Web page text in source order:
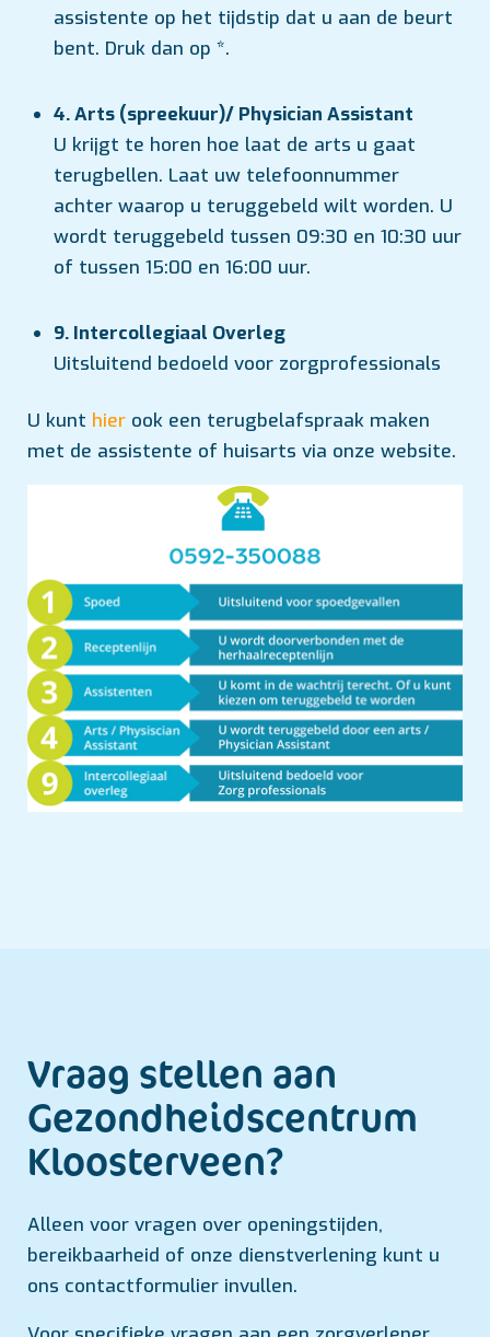
assistente op het tijdstip dat u aan de beurt
bent. Druk dan op *.
4. Arts (spreekuur)/ Physician Assistant
U krijgt te horen hoe laat de arts u gaat
terugbellen. Laat uw telefoonnummer
achter waarop u teruggebeld wilt worden. U
wordt teruggebeld tussen 09:30 en 10:30 uur
of tussen 15:00 en 16:00 uur.
9. Intercollegiaal Overleg
Uitsluitend bedoeld voor zorgprofessionals
U kunt hier ook een terugbelafspraak maken
met de assistente of huisarts via onze website.
Vraag stellen aan
Gezondheids­centrum
Kloosterveen?
Alleen voor vragen over openingstijden,
bereikbaarheid of onze dienstverlening kunt u
ons contactformulier invullen.